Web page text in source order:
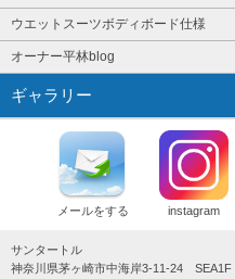
ウエットスーツボディボード仕様
オーナー平林blog
ギャラリー
メールをする instagram
サンタートル
神奈川県茅ヶ崎市中海岸3-11-24 SEA1F